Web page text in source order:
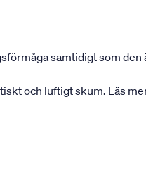
samtidigt som den
och luftigt skum. Läs